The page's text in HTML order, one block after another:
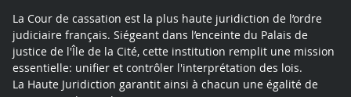
La Cour de cassation est la plus haute juridiction de l’ordre
judiciaire français. Siégeant dans l’enceinte du Palais de
justice de l'Île de la Cité, cette institution remplit une mission
essentielle: unifier et contrôler l'interprétation des lois.
La Haute Juridiction garantit ainsi à chacun une égalité de